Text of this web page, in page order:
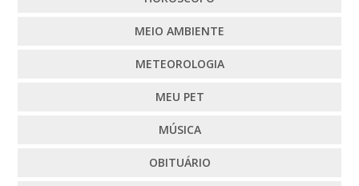
MEIO AMBIENTE
METEOROLOGIA
MEU PET
MÚSICA
OBITUÁRIO